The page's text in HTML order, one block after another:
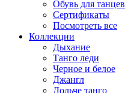
Обувь для танцев
Сертификаты
Посмотреть все
Коллекции
Дыхание
Танго леди
Черное и белое
Джангл
Дольче танго